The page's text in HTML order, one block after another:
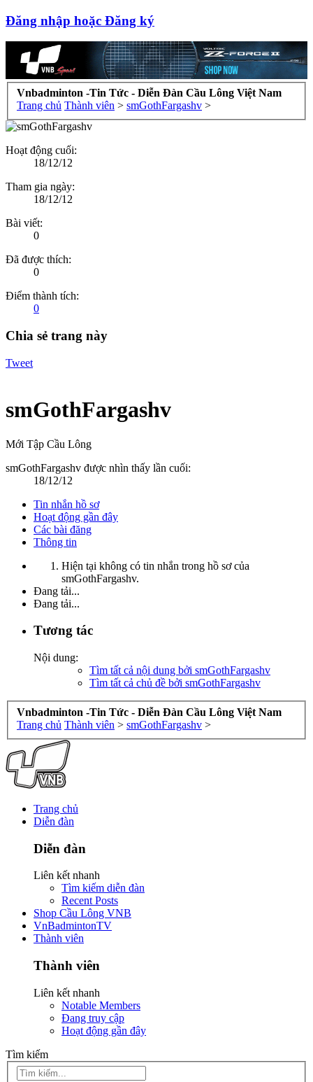
Đăng nhập hoặc Đăng ký
Vnbadminton -Tin Tức - Diễn Đàn Cầu Lông Việt Nam
Trang chủ Thành viên > smGothFargashv >
Hoạt động cuối:
18/12/12
Tham gia ngày:
18/12/12
Bài viết:
0
Đã được thích:
0
Điểm thành tích:
0
Chia sẻ trang này
Tweet
smGothFargashv
Mới Tập Cầu Lông
smGothFargashv được nhìn thấy lần cuối:
18/12/12
Tin nhắn hồ sơ
Hoạt động gần đây
Các bài đăng
Thông tin
Hiện tại không có tin nhắn trong hồ sơ của
smGothFargashv.
Đang tải...
Đang tải...
Tương tác
Nội dung:
Tìm tất cả nội dung bởi smGothFargashv
Tìm tất cả chủ đề bởi smGothFargashv
Vnbadminton -Tin Tức - Diễn Đàn Cầu Lông Việt Nam
Trang chủ Thành viên > smGothFargashv >
Trang chủ
Diễn đàn
Diễn đàn
Liên kết nhanh
Tìm kiếm diễn đàn
Recent Posts
Shop Cầu Lông VNB
VnBadmintonTV
Thành viên
Thành viên
Liên kết nhanh
Notable Members
Đang truy cập
Hoạt động gần đây
Tìm kiếm